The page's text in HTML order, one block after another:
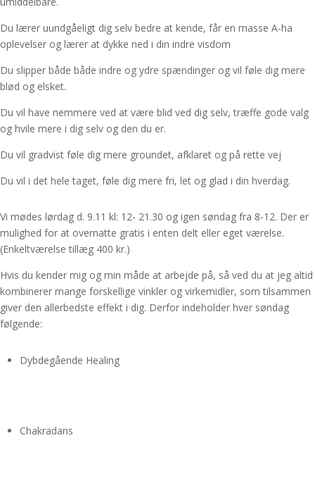
Du lærer uundgåeligt dig selv bedre at kende, får en masse A-ha
oplevelser og lærer at dykke ned i din indre visdom
Du slipper både både indre og ydre spændinger og vil føle dig mere
blød og elsket.
Du vil have nemmere ved at være blid ved dig selv, træffe gode valg
og hvile mere i dig selv og den du er.
Du vil gradvist føle dig mere groundet, afklaret og på rette vej
Du vil i det hele taget, føle dig mere fri, let og glad i din hverdag.
Vi mødes lørdag d. 9.11 kl: 12- 21.30 og igen søndag fra 8-12. Der er
mulighed for at overnatte gratis i enten delt eller eget værelse.
(Enkeltværelse tillæg 400 kr.)
Hvis du kender mig og min måde at arbejde på, så ved du at jeg altid
kombinerer mange forskellige vinkler og virkemidler, som tilsammen
giver den allerbedste effekt i dig. Derfor indeholder hver søndag
følgende:
Dybdegående Healing
Chakradans